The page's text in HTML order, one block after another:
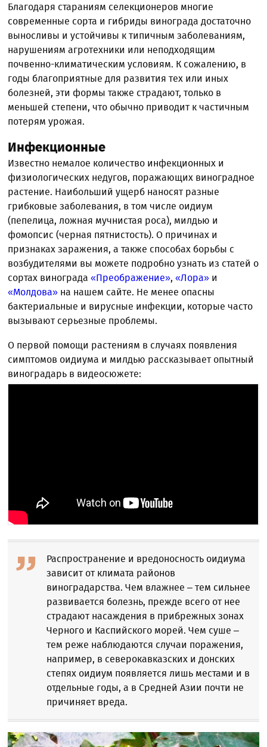
Благодаря стараниям селекционеров многие
современные сорта и гибриды винограда достаточно
выносливы и устойчивы к типичным заболеваниям,
нарушениям агротехники или неподходящим
почвенно-климатическим условиям. К сожалению, в
годы благоприятные для развития тех или иных
болезней, эти формы также страдают, только в
меньшей степени, что обычно приводит к частичным
потерям урожая.
Инфекционные
Известно немалое количество инфекционных и
физиологических недугов, поражающих виноградное
растение. Наибольший ущерб наносят разные
грибковые заболевания, в том числе оидиум
(пепелица, ложная мучнистая роса), милдью и
фомопсис (черная пятнистость). О причинах и
признаках заражения, а также способах борьбы с
возбудителями вы можете подробно узнать из статей о
сортах винограда«Преображение»,«Лора» и
«Молдова» на нашем сайте. Не менее опасны
бактериальные и вирусные инфекции, которые часто
вызывают серьезные проблемы.
О первой помощи растениям в случаях появления
симптомов оидиума и милдью рассказывает опытный
виноградарь в видеосюжете:
Распространение и вредоносность оидиума
зависит от климата районов
виноградарства. Чем влажнее – тем сильнее
развивается болезнь, прежде всего от нее
страдают насаждения в прибрежных зонах
Черного и Каспийского морей. Чем суше –
тем реже наблюдаются случаи поражения,
например, в северокавказских и донских
степях оидиум появляется лишь местами и в
отдельные годы, а в Средней Азии почти не
причиняет вреда.